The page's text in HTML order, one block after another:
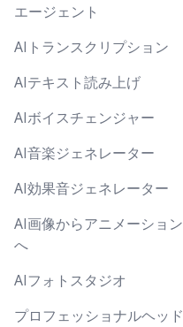
エージェント
AIトランスクリプション
AIテキスト読み上げ
AIボイスチェンジャー
AI音楽ジェネレーター
AI効果音ジェネレーター
AI画像からアニメーション
へ
AIフォトスタジオ
プロフェッショナルヘッド